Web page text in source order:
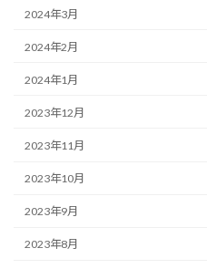
2024年3月
2024年2月
2024年1月
2023年12月
2023年11月
2023年10月
2023年9月
2023年8月